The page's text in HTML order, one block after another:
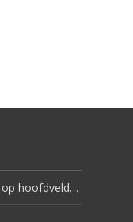
op hoofdveld…